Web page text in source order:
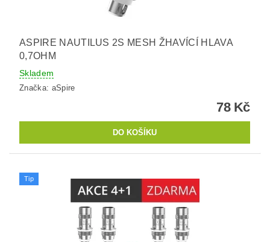
ASPIRE NAUTILUS 2S MESH ŽHAVÍCÍ HLAVA
0,7OHM
Skladem
Značka: aSpire
78 Kč
Tip